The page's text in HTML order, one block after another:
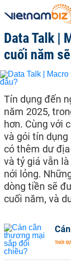
Data Talk |
cuối năm
Tín dụng đến
năm 2025,
hơn. Cùng với
và gói tín dụng
có thêm dư
và tỷ giá vẫn
nới lỏng.
dòng tiền sẽ
cuối năm, và
THỜI SỰ